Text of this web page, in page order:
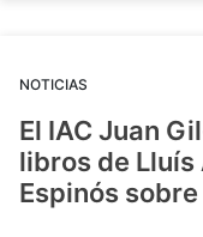
NOTICIAS
El IAC Juan
libros de
Espinós